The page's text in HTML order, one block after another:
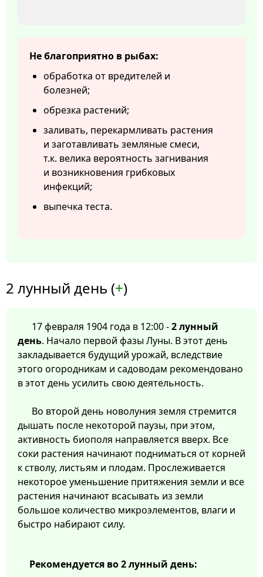
Не благоприятно в рыбах:
обработка от вредителей и
болезней;
обрезка растений;
заливать, перекармливать растения
и заготавливать земляные смеси,
т.к. велика вероятность загнивания
и возникновения грибковых
инфекций;
выпечка теста.
2 лунный день (+)
17 февраля 1904 года в 12:00 -2 лунный
день. Начало первой фазы Луны. В этот день
закладывается будущий урожай, вследствие
этого огородникам и садоводам рекомендовано
в этот день усилить свою деятельность.
Во второй день новолуния земля стремится
дышать после некоторой паузы, при этом,
активность биополя направляется вверх. Все
соки растения начинают подниматься от корней
к стволу, листьям и плодам. Прослеживается
некоторое уменьшение притяжения земли и все
растения начинают всасывать из земли
большое количество микроэлементов, влаги и
быстро набирают силу.
Рекомендуется во 2 лунный день: